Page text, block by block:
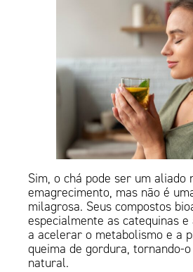
Sim, o chá pode ser um aliado
emagrecimento, mas não é
milagrosa. Seus compostos
especialmente as catequinas
a acelerar o metabolismo e a
queima de gordura, tornando-
natural.